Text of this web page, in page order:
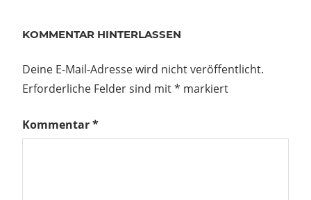
KOMMENTAR HINTERLASSEN
Deine E-Mail-Adresse wird nicht veröffentlicht.
Erforderliche Felder sind mit* markiert
Kommentar*